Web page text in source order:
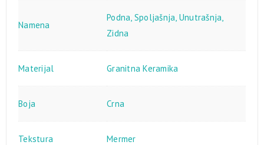
Namena
Podna, Spoljašnja, Unutrašnja,
Zidna
Materijal Granitna Keramika
Boja Crna
Tekstura Mermer